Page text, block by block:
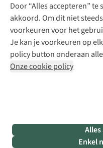
Door “Alles accepteren”
akkoord. Om dit niet
voorkeuren voor het
Je kan je voorkeuren op
policy button onderaan
Onze cookie policy
Enkel
Disclaimer Privacy